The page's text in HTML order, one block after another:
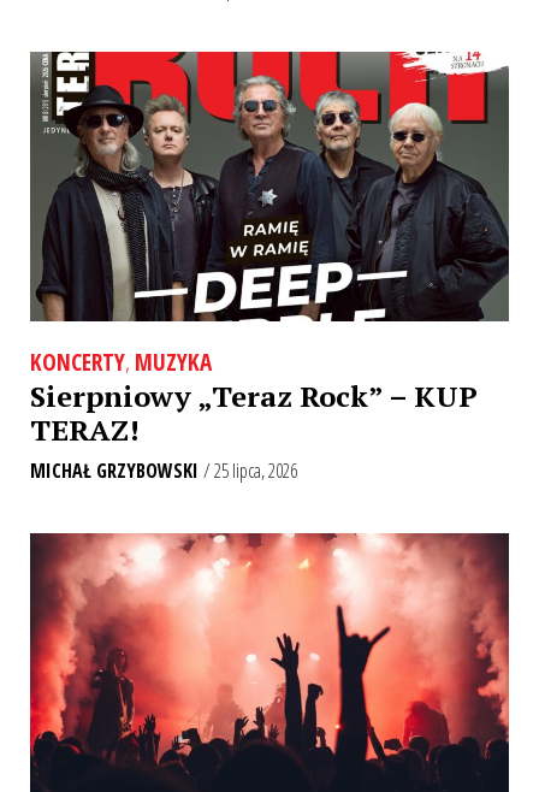
KONCERTY, MUZYKA
Sierpniowy „Teraz Rock” – KUP
TERAZ!
MICHAŁ GRZYBOWSKI / 25 lipca, 2026